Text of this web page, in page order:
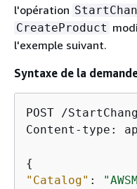
l'opération
CreateProduct
l'exemple suivant.
Syntaxe de la
POST /
Content-type:
{
"Catalog" :